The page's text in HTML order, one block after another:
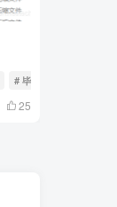
# 毕业设计
25